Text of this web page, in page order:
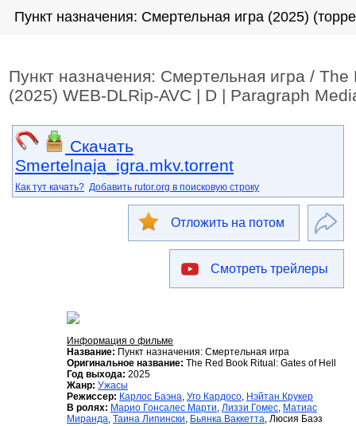
Пункт назначения: Смертельная игра (2025)
Пункт назначения: Смертельная игра /
(2025) WEB-DLRip-AVC | D | Paragraph
Скачать
Smertelnaja_igra.mkv.torrent
Как тут качать? Добавить rutor.org в поисковую строку
Отложить на потом
Смотреть трейлеры
Информация о фильме
Название: Пункт назначения: Смертельная игра
Оригинальное название: The Red Book Ritual: Gates of Hell
Год выхода: 2025
Жанр: Ужасы
Режиссер: Карлос Баэна, Уго Кардосо, Нэйтан Крукер
В ролях: Марио Гонсалес Марти, Лиззи Гомес, Матиас
Миранда, Таина Липински, Бьянка Ваккетта, Люсия Баэз